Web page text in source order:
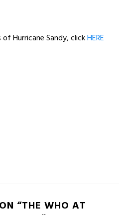
Hurricane Sandy, clickHERE
“THE WHO AT